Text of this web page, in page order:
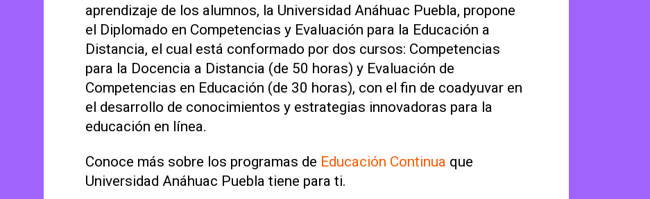
aprendizaje de los alumnos, la Universidad Anáhuac Puebla, propone
el Diplomado en Competencias y Evaluación para la Educación a
Distancia, el cual está conformado por dos cursos: Competencias
para la Docencia a Distancia (de 50 horas) y Evaluación de
Competencias en Educación (de 30 horas), con el fin de coadyuvar en
el desarrollo de conocimientos y estrategias innovadoras para la
educación en línea.
Conoce más sobre los programas de Educación Continua que
Universidad Anáhuac Puebla tiene para ti.